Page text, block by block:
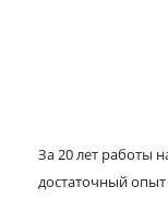
За 20 лет работы
достаточный